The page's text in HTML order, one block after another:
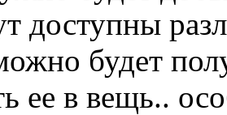
доступны
будет
ее в вещь..